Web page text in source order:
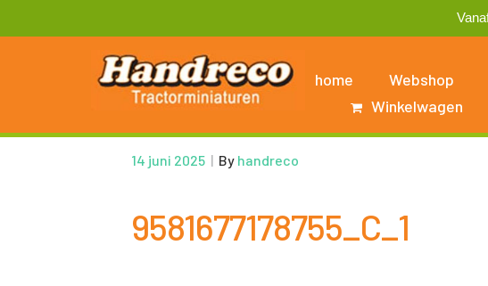
home Webshop
Winkelwagen
14 juni 2025 | By handreco
9581677178755_C_1